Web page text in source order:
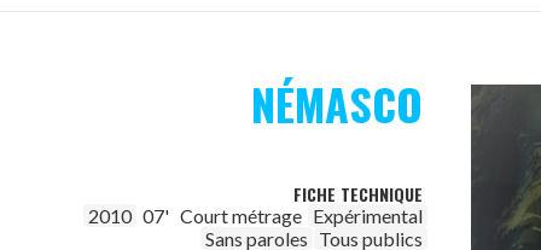
NÉMASCO
FICHE TECHNIQUE
2010 07' Court métrage Expérimental
Sans paroles Tous publics